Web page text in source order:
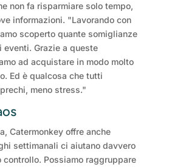
non fa risparmiare solo tempo,
informazioni. "Lavorando con
scoperto quante somiglianze
Grazie a queste
ad acquistare in modo molto
Ed è qualcosa che tutti
meno stress."
Catermonkey offre anche
settimanali ci aiutano davvero
Possiamo raggruppare